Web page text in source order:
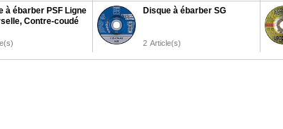
à ébarber PSF Ligne
Contre-coudé
Disque à ébarber SG
2 Article(s)